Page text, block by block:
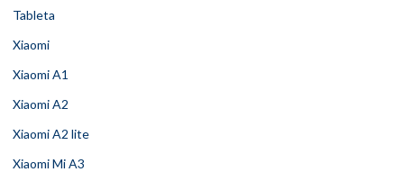
Tableta
Xiaomi
Xiaomi A1
Xiaomi A2
Xiaomi A2 lite
Xiaomi Mi A3